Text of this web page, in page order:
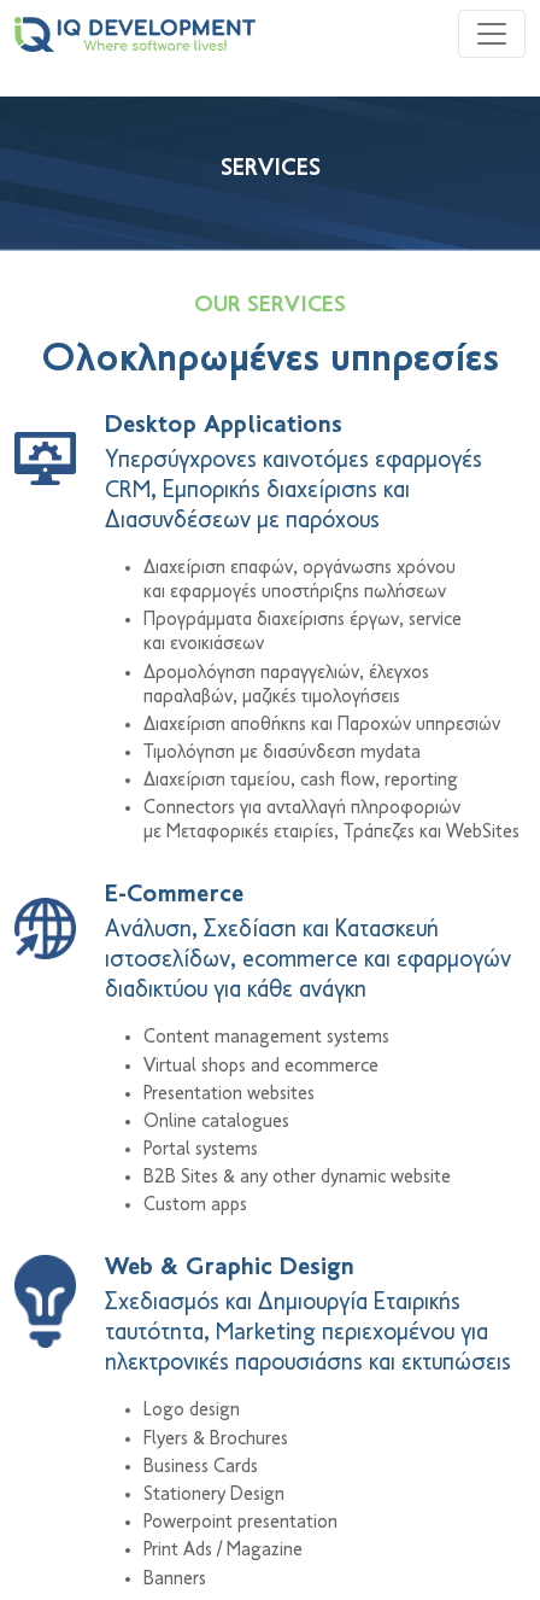
SERVICES
OUR SERVICES
Ολοκληρωμένες υπηρεσίες
Desktop Applications
Υπερσύγχρονες καινοτόμες εφαρμογές
CRM, Εμπορικής διαχείρισης και
Διασυνδέσεων με παρόχους
Διαχείριση επαφών, οργάνωσης χρόνου
και εφαρμογές υποστήριξης πωλήσεων
Προγράμματα διαχείρισης έργων, service
και ενοικιάσεων
Δρομολόγηση παραγγελιών, έλεγχος
παραλαβών, μαζικές τιμολογήσεις
Διαχείριση αποθήκης και Παροχών υπηρεσιών
Τιμολόγηση με διασύνδεση mydata
Διαχείριση ταμείου, cash flow, reporting
Connectors για ανταλλαγή πληροφοριών
με Μεταφορικές εταιρίες, Τράπεζες και WebSites
E-Commerce
Ανάλυση, Σχεδίαση και Κατασκευή
ιστοσελίδων, ecommerce και εφαρμογών
διαδικτύου για κάθε ανάγκη
Content management systems
Virtual shops and ecommerce
Presentation websites
Online catalogues
Portal systems
B2B Sites & any other dynamic website
Custom apps
Web & Graphic Design
Σχεδιασμός και Δημιουργία Εταιρικής
ταυτότητα, Marketing περιεχομένου για
ηλεκτρονικές παρουσιάσης και εκτυπώσεις
Logo design
Flyers & Brochures
Business Cards
Stationery Design
Powerpoint presentation
Print Ads / Magazine
Banners